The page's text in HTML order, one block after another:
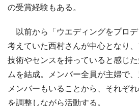
の受賞経験もある。
以前から「ウエディングをプロ
考えていた西村さんが中心となり
技術やセンスを持っていると感じ
ムを結成。メンバー全員が主婦で
メンバーもいることから、それぞ
を調整しながら活動する。